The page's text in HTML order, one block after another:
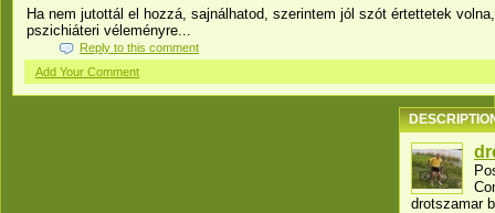
Ha nem jutottál el hozzá, sajnálhatod, szerintem jól szót értettetek
pszichiáteri véleményre...
Reply to this comment
Add Your Comment
drotszamar